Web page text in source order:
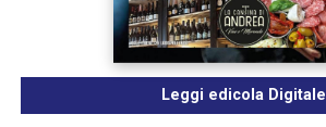
Leggi edicola Digitale